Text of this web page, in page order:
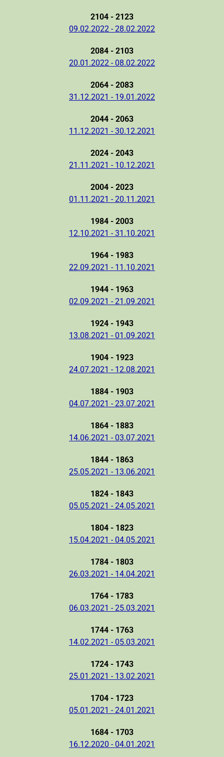
2104 - 2123
09.02.2022 - 28.02.2022
2084 - 2103
20.01.2022 - 08.02.2022
2064 - 2083
31.12.2021 - 19.01.2022
2044 - 2063
11.12.2021 - 30.12.2021
2024 - 2043
21.11.2021 - 10.12.2021
2004 - 2023
01.11.2021 - 20.11.2021
1984 - 2003
12.10.2021 - 31.10.2021
1964 - 1983
22.09.2021 - 11.10.2021
1944 - 1963
02.09.2021 - 21.09.2021
1924 - 1943
13.08.2021 - 01.09.2021
1904 - 1923
24.07.2021 - 12.08.2021
1884 - 1903
04.07.2021 - 23.07.2021
1864 - 1883
14.06.2021 - 03.07.2021
1844 - 1863
25.05.2021 - 13.06.2021
1824 - 1843
05.05.2021 - 24.05.2021
1804 - 1823
15.04.2021 - 04.05.2021
1784 - 1803
26.03.2021 - 14.04.2021
1764 - 1783
06.03.2021 - 25.03.2021
1744 - 1763
14.02.2021 - 05.03.2021
1724 - 1743
25.01.2021 - 13.02.2021
1704 - 1723
05.01.2021 - 24.01.2021
1684 - 1703
16.12.2020 - 04.01.2021